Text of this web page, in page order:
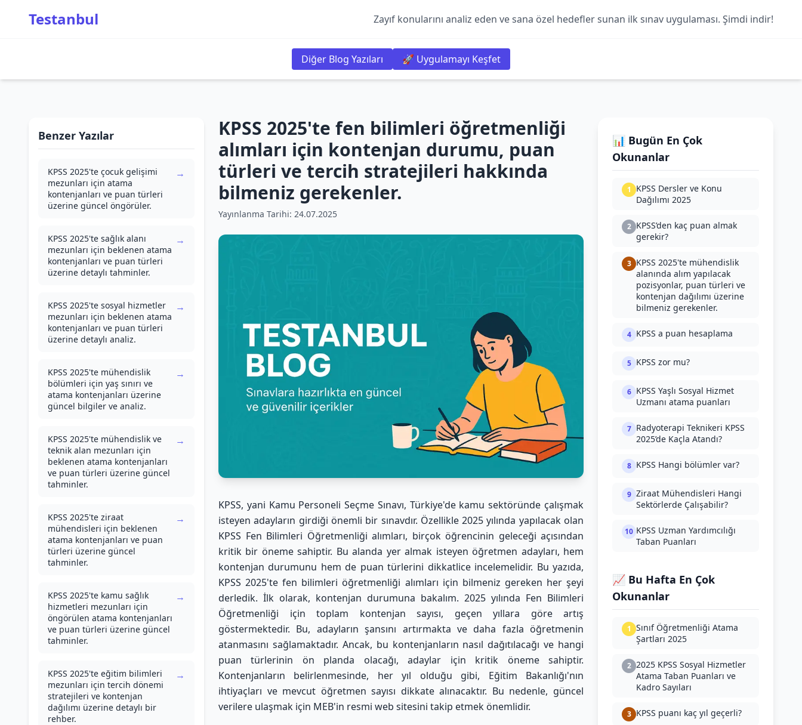
Testanbul Zayıf konularını analiz eden ve sana özel hedefler sunan ilk sınav uygulaması. Şimdi indir!
Diğer Blog Yazıları 🚀 Uygulamayı Keşfet
Benzer Yazılar
KPSS 2025'te çocuk gelişimi
mezunları için atama
kontenjanları ve puan türleri
üzerine güncel öngörüler.
→
KPSS 2025'te sağlık alanı
mezunları için beklenen atama
kontenjanları ve puan türleri
üzerine detaylı tahminler.
→
KPSS 2025'te sosyal hizmetler
mezunları için beklenen atama
kontenjanları ve puan türleri
üzerine detaylı analiz.
→
KPSS 2025'te mühendislik
bölümleri için yaş sınırı ve
atama kontenjanları üzerine
güncel bilgiler ve analiz.
→
KPSS 2025'te mühendislik ve
teknik alan mezunları için
beklenen atama kontenjanları
ve puan türleri üzerine güncel
tahminler.
→
KPSS 2025'te ziraat
mühendisleri için beklenen
atama kontenjanları ve puan
türleri üzerine güncel
tahminler.
→
KPSS 2025'te kamu sağlık
hizmetleri mezunları için
öngörülen atama kontenjanları
ve puan türleri üzerine güncel
tahminler.
→
KPSS 2025'te eğitim bilimleri
mezunları için tercih dönemi
stratejileri ve kontenjan
dağılımı üzerine detaylı bir
rehber.
→
KPSS 2025'te fen bilimleri öğretmenliği
alımları için kontenjan durumu, puan
türleri ve tercih stratejileri hakkında
bilmeniz gerekenler.
Yayınlanma Tarihi: 24.07.2025
KPSS, yani Kamu Personeli Seçme Sınavı, Türkiye'de kamu sektöründe çalışmak
isteyen adayların girdiği önemli bir sınavdır. Özellikle 2025 yılında yapılacak olan
KPSS Fen Bilimleri Öğretmenliği alımları, birçok öğrencinin geleceği açısından
kritik bir öneme sahiptir. Bu alanda yer almak isteyen öğretmen adayları, hem
kontenjan durumunu hem de puan türlerini dikkatlice incelemelidir. Bu yazıda,
KPSS 2025'te fen bilimleri öğretmenliği alımları için bilmeniz gereken her şeyi
derledik. İlk olarak, kontenjan durumuna bakalım. 2025 yılında Fen Bilimleri
Öğretmenliği için toplam kontenjan sayısı, geçen yıllara göre artış
göstermektedir. Bu, adayların şansını artırmakta ve daha fazla öğretmenin
atanmasını sağlamaktadır. Ancak, bu kontenjanların nasıl dağıtılacağı ve hangi
puan türlerinin ön planda olacağı, adaylar için kritik öneme sahiptir.
Kontenjanların belirlenmesinde, her yıl olduğu gibi, Eğitim Bakanlığı'nın
ihtiyaçları ve mevcut öğretmen sayısı dikkate alınacaktır. Bu nedenle, güncel
verilere ulaşmak için MEB'in resmi web sitesini takip etmek önemlidir.
📊 Bugün En Çok
Okunanlar
1
KPSS Dersler ve Konu
Dağılımı 2025
2 KPSS’den kaç puan almak
gerekir?
3 KPSS 2025'te mühendislik
alanında alım yapılacak
pozisyonlar, puan türleri ve
kontenjan dağılımı üzerine
bilmeniz gerekenler.
4 KPSS a puan hesaplama
5 KPSS zor mu?
6 KPSS Yaşlı Sosyal Hizmet
Uzmanı atama puanları
7 Radyoterapi Teknikeri KPSS
2025’de Kaçla Atandı?
8 KPSS Hangi bölümler var?
9 Ziraat Mühendisleri Hangi
Sektörlerde Çalışabilir?
10 KPSS Uzman Yardımcılığı
Taban Puanları
📈 Bu Hafta En Çok
Okunanlar
1 Sınıf Öğretmenliği Atama
Şartları 2025
2 2025 KPSS Sosyal Hizmetler
Atama Taban Puanları ve
Kadro Sayıları
3 KPSS puanı kaç yıl geçerli?